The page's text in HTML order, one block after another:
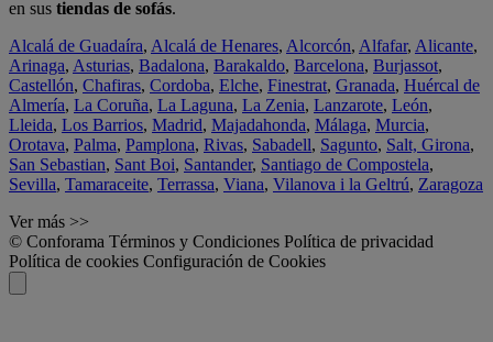
en sus tiendas de sofás.
Alcalá de Guadaíra, Alcalá de Henares, Alcorcón, Alfafar, Alicante,
Arinaga, Asturias, Badalona, Barakaldo, Barcelona, Burjassot,
Castellón, Chafiras, Cordoba, Elche, Finestrat, Granada, Huércal de
Almería, La Coruña, La Laguna, La Zenia, Lanzarote, León,
Lleida, Los Barrios, Madrid, Majadahonda, Málaga, Murcia,
Orotava, Palma, Pamplona, Rivas, Sabadell, Sagunto, Salt, Girona,
San Sebastian, Sant Boi, Santander, Santiago de Compostela,
Sevilla, Tamaraceite, Terrassa, Viana, Vilanova i la Geltrú, Zaragoza
Ver más >>
© Conforama Términos y Condiciones Política de privacidad
Política de cookies Configuración de Cookies